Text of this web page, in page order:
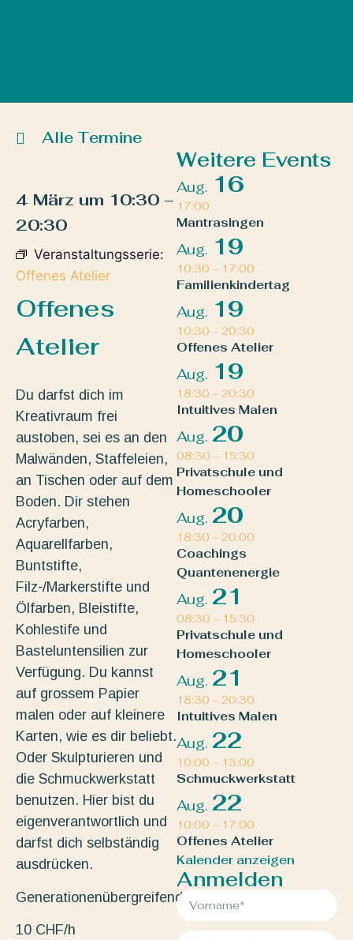
Alle Termine
4 März um 10:30 –
20:30
Veranstaltungsserie:
Offenes Atelier
Offenes
Atelier
Du darfst dich im
Kreativraum frei
austoben, sei es an den
Malwänden, Staffeleien,
an Tischen oder auf dem
Boden. Dir stehen
Acryfarben,
Aquarellfarben,
Buntstifte,
Filz-/Markerstifte und
Ölfarben, Bleistifte,
Kohlestife und
Basteluntensilien zur
Verfügung. Du kannst
auf grossem Papier
malen oder auf kleinere
Karten, wie es dir beliebt.
Oder Skulpturieren und
die Schmuckwerkstatt
benutzen. Hier bist du
eigenverantwortlich und
darfst dich selbständig
ausdrücken.
Generationenübergreifend.
10 CHF/h
Weitere Events
Aug. 16
17:00
Mantrasingen
Aug. 19
10:30 – 17:00
Familienkindertag
Aug. 19
10:30 – 20:30
Offenes Atelier
Aug. 19
18:30 – 20:30
Intuitives Malen
Aug. 20
08:30 – 15:30
Privatschule und
Homeschooler
Aug. 20
18:30 – 20:00
Coachings
Quantenenergie
Aug. 21
08:30 – 15:30
Privatschule und
Homeschooler
Aug. 21
18:30 – 20:30
Intuitives Malen
Aug. 22
10:00 – 13:00
Schmuckwerkstatt
Aug. 22
10:00 – 17:00
Offenes Atelier
Kalender anzeigen
Anmelden